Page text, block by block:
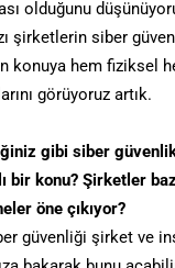
olduğunu
şirketlerin siber
konuya hem fiziksel
görüyoruz artık.
gibi siber
bir konu? Şirketler
öne çıkıyor?
güvenliği şirket ve